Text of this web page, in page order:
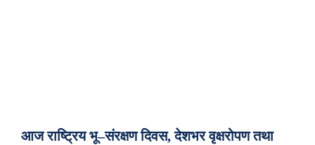
आज राष्ट्रिय भू–संरक्षण दिवस, देशभर वृक्षरोपण तथा